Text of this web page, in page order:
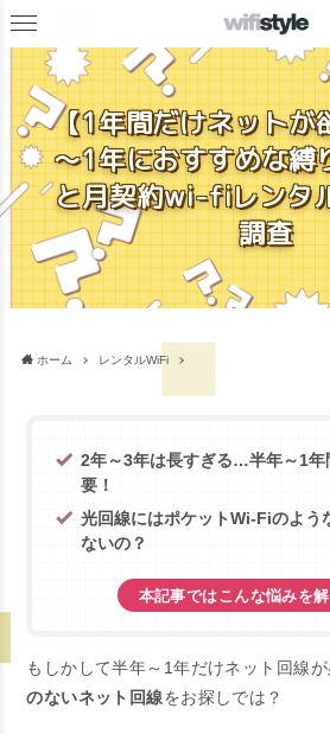
【1年間だけネットが
～1年におすすめな縛
と月契約wi-fiレンタ
調査
ホーム レンタルWiFi
2年～3年は長すぎる…半年～1年
要！
光回線にはポケットWi-Fiのよう
ないの？
本記事ではこんな悩みを
もしかして半年～1年だけネット回線が
のないネット回線をお探しでは？